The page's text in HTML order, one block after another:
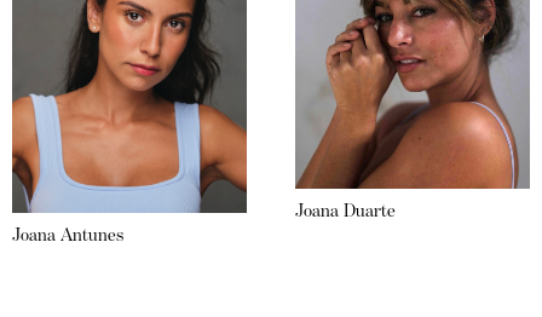
Joana Antunes
Joana Duarte